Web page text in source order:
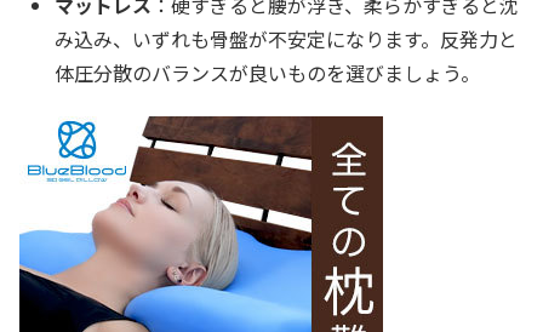
み込み、いずれも骨盤が不安定になります。反発力と
体圧分散のバランスが良いものを選びましょう。